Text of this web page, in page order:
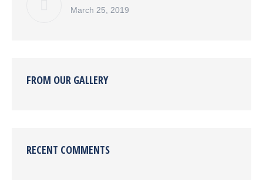
March 25, 2019
FROM OUR GALLERY
RECENT COMMENTS